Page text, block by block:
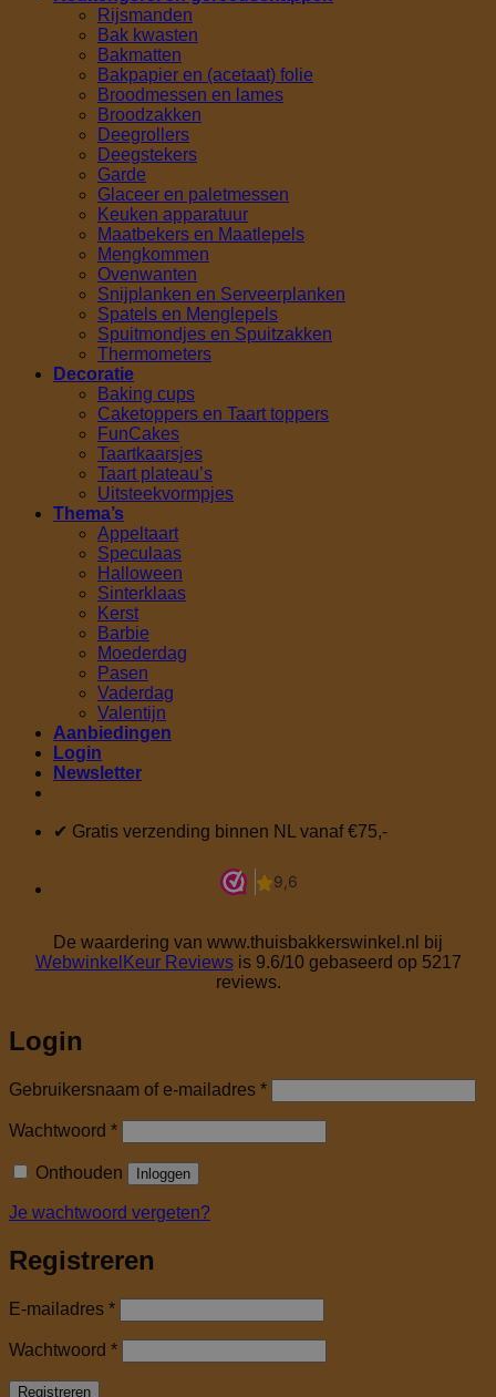
Rijsmanden
Bak kwasten
Bakmatten
Bakpapier en (acetaat) folie
Broodmessen en lames
Broodzakken
Deegrollers
Deegstekers
Garde
Glaceer en paletmessen
Keuken apparatuur
Maatbekers en Maatlepels
Mengkommen
Ovenwanten
Snijplanken en Serveerplanken
Spatels en Menglepels
Spuitmondjes en Spuitzakken
Thermometers
Decoratie
Baking cups
Caketoppers en Taart toppers
FunCakes
Taartkaarsjes
Taart plateau’s
Uitsteekvormpjes
Thema’s
Appeltaart
Speculaas
Halloween
Sinterklaas
Kerst
Barbie
Moederdag
Pasen
Vaderdag
Valentijn
Aanbiedingen
Login
Newsletter
✔ Gratis verzending binnen NL vanaf €75,-
De waardering van www.thuisbakkerswinkel.nl bij
WebwinkelKeur Reviewsis 9.6/10 gebaseerd op 5217
reviews.
Login
Gebruikersnaam of e-mailadres *Vereist
Wachtwoord *Vereist
Onthouden Inloggen
Je wachtwoord vergeten?
Registreren
E-mailadres *Vereist
Wachtwoord *Vereist
Registreren